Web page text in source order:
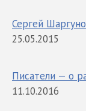
Сергей
25.05.2015
Писатели — о
11.10.2016